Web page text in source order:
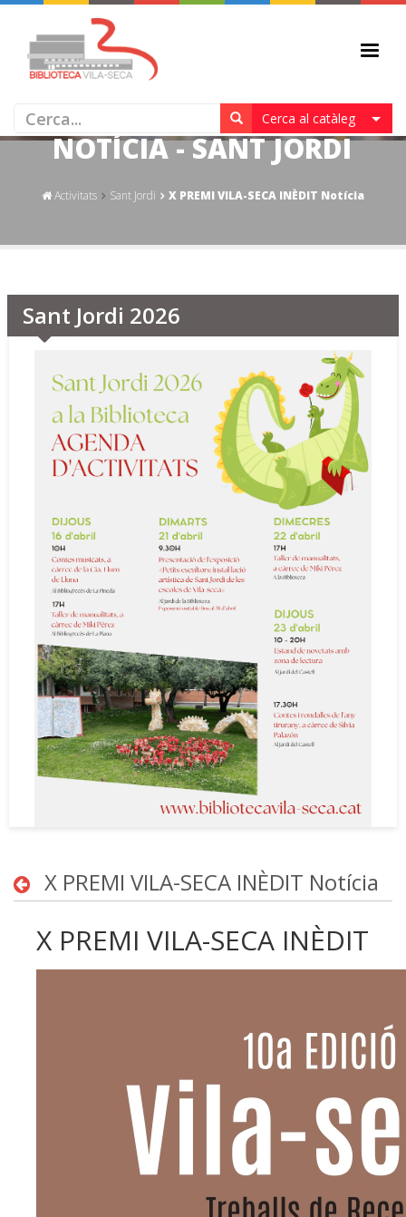
Cerca al catàleg
X PREMI VILA-SECA INÈDIT
NOTÍCIA - SANT JORDI
Activitats Sant Jordi X PREMI VILA-SECA INÈDIT Notícia
Sant Jordi 2026
X PREMI VILA-SECA INÈDIT Notícia
X PREMI VILA-SECA INÈDIT